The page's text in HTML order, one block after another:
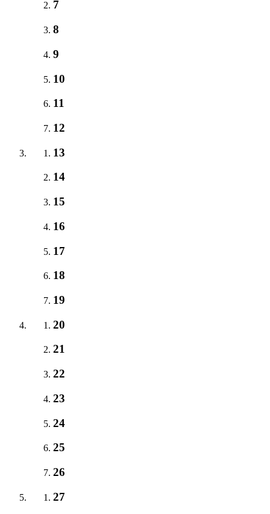
7
8
9
10
11
12
13
14
15
16
17
18
19
20
21
22
23
24
25
26
27